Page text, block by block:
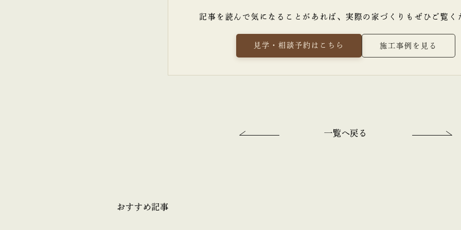
記事を読んで気になることがあれば、 実際の家づくりもぜひご覧く
見学・相談予約はこちら 施工事例を見る
一覧へ戻る
おすすめ記事